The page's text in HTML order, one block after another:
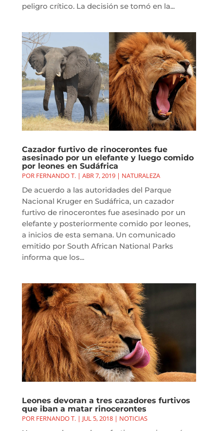
peligro crítico. La decisión se tomó en la...
Cazador furtivo de rinocerontes fue
asesinado por un elefante y luego comido
por leones en Sudáfrica
POR FERNANDO T.| ABR 7, 2019| NATURALEZA
De acuerdo a las autoridades del Parque
Nacional Kruger en Sudáfrica, un cazador
furtivo de rinocerontes fue asesinado por un
elefante y posteriormente comido por leones,
a inicios de esta semana. Un comunicado
emitido por South African National Parks
informa que los...
Leones devoran a tres cazadores furtivos
que iban a matar rinocerontes
POR FERNANDO T.| JUL 5, 2018| NOTICIAS